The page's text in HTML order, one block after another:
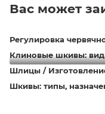
Вас может
Регулировка
Клиновые шкивы:
Шлицы /
Шкивы: типы,